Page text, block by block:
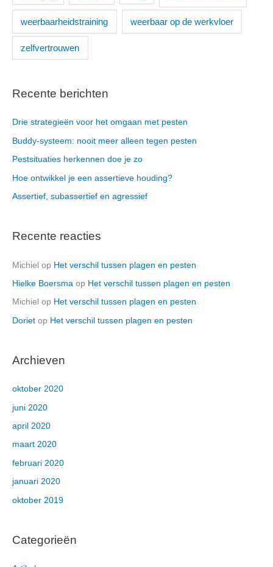
weerbaarheidstraining weerbaar op de werkvloer
zelfvertrouwen
Recente berichten
Drie strategieën voor het omgaan met pesten
Buddy-systeem: nooit meer alleen tegen pesten
Pestsituaties herkennen doe je zo
Hoe ontwikkel je een assertieve houding?
Assertief, subassertief en agressief
Recente reacties
Michiel op Het verschil tussen plagen en pesten
Hielke Boersma op Het verschil tussen plagen en pesten
Michiel op Het verschil tussen plagen en pesten
Doriet op Het verschil tussen plagen en pesten
Archieven
oktober 2020
juni 2020
april 2020
maart 2020
februari 2020
januari 2020
oktober 2019
Categorieën